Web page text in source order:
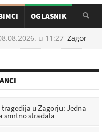
OGLASNIK
u11:27 Zagorje
tragedija u Zagorju: Jedna
smrtno stradala